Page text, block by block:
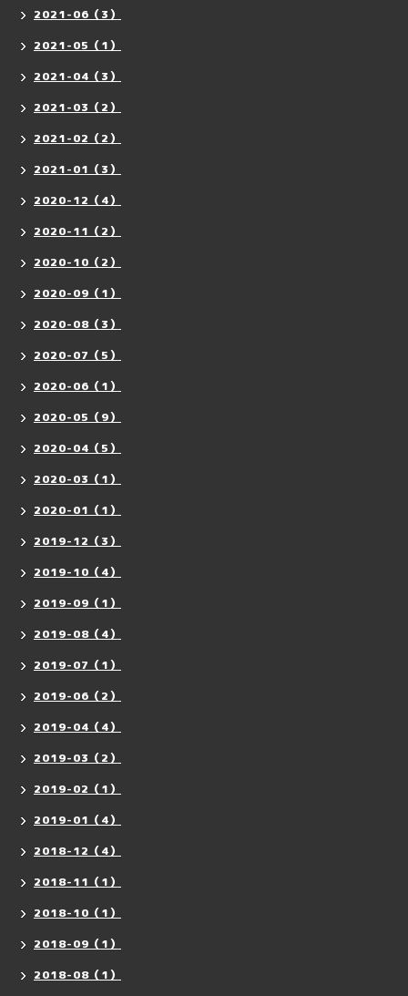
2021-06（3）
2021-05（1）
2021-04（3）
2021-03（2）
2021-02（2）
2021-01（3）
2020-12（4）
2020-11（2）
2020-10（2）
2020-09（1）
2020-08（3）
2020-07（5）
2020-06（1）
2020-05（9）
2020-04（5）
2020-03（1）
2020-01（1）
2019-12（3）
2019-10（4）
2019-09（1）
2019-08（4）
2019-07（1）
2019-06（2）
2019-04（4）
2019-03（2）
2019-02（1）
2019-01（4）
2018-12（4）
2018-11（1）
2018-10（1）
2018-09（1）
2018-08（1）